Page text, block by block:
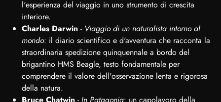
l'esperienza del viaggio in uno strumento di crescita
interiore.
Charles Darwin - Viaggio di un naturalista intorno al
mondo: il diario scientifico e d'avventura che racconta la
straordinaria spedizione quinquennale a bordo del
brigantino HMS Beagle, testo fondamentale per
comprendere il valore dell'osservazione lenta e rigorosa
della natura.